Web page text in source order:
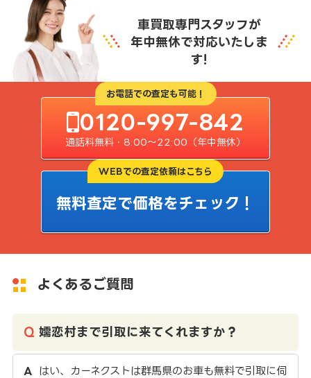
車買取専門スタッフが
年中無休で対応いたしま
す!
お電話での査定も可能！
0120-997-842
通話料無料・8:00〜22:00（年中無休）
WEBでの査定依頼はこちら
無料査定で価格をチェック！
よくあるご質問
嬬恋村まで引取に来てくれますか？
はい、カーネクストは群馬県のお車も無料で引取に伺